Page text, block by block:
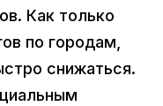
Как только
по городам,
снижаться.